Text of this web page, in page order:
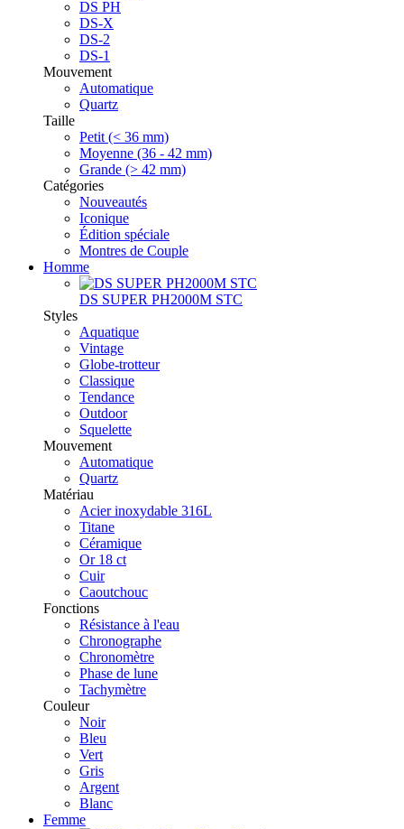
DS PH
DS-X
DS-2
DS-1
Mouvement
Automatique
Quartz
Taille
Petit (< 36 mm)
Moyenne (36 - 42 mm)
Grande (> 42 mm)
Catégories
Nouveautés
Iconique
Édition spéciale
Montres de Couple
Homme
DS SUPER PH2000M STC
Styles
Aquatique
Vintage
Globe-trotteur
Classique
Tendance
Outdoor
Squelette
Mouvement
Automatique
Quartz
Matériau
Acier inoxydable 316L
Titane
Céramique
Or 18 ct
Cuir
Caoutchouc
Fonctions
Résistance à l'eau
Chronographe
Chronomètre
Phase de lune
Tachymètre
Couleur
Noir
Bleu
Vert
Gris
Argent
Blanc
Femme